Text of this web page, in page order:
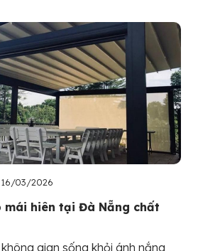
16/03/2026
mái hiên tại Đà Nẵng chất
gian sống khỏi ánh nắng